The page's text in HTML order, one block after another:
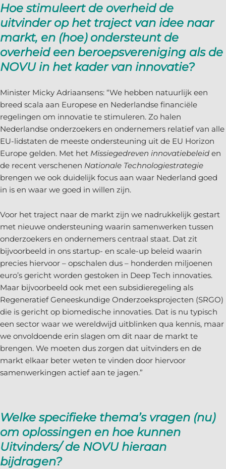
Hoe stimuleert de overheid de
uitvinder op het traject van idee naar
markt, en (hoe) ondersteunt de
overheid een beroepsvereniging als de
NOVU in het kader van innovatie?
Minister Micky Adriaansens: “We hebben natuurlijk een
breed scala aan Europese en Nederlandse financiële
regelingen om innovatie te stimuleren. Zo halen
Nederlandse onderzoekers en ondernemers relatief van alle
EU-lidstaten de meeste ondersteuning uit de EU Horizon
Europe gelden. Met het Missiegedreven innovatiebeleid en
de recent verschenen Nationale Technologiestrategie
brengen we ook duidelijk focus aan waar Nederland goed
in is en waar we goed in willen zijn.
Voor het traject naar de markt zijn we nadrukkelijk gestart
met nieuwe ondersteuning waarin samenwerken tussen
onderzoekers en ondernemers centraal staat. Dat zit
bijvoorbeeld in ons startup- en scale-up beleid waarin
precies hiervoor – opschalen dus – honderden miljoenen
euro’s gericht worden gestoken in Deep Tech innovaties.
Maar bijvoorbeeld ook met een subsidieregeling als
Regeneratief Geneeskundige Onderzoeksprojecten (SRGO)
die is gericht op biomedische innovaties. Dat is nu typisch
een sector waar we wereldwijd uitblinken qua kennis, maar
we onvoldoende erin slagen om dit naar de markt te
brengen. We moeten dus zorgen dat uitvinders en de
markt elkaar beter weten te vinden door hiervoor
samenwerkingen actief aan te jagen.”
Welke specifieke thema’s vragen (nu)
om oplossingen en hoe kunnen
Uitvinders/ de NOVU hieraan
bijdragen?